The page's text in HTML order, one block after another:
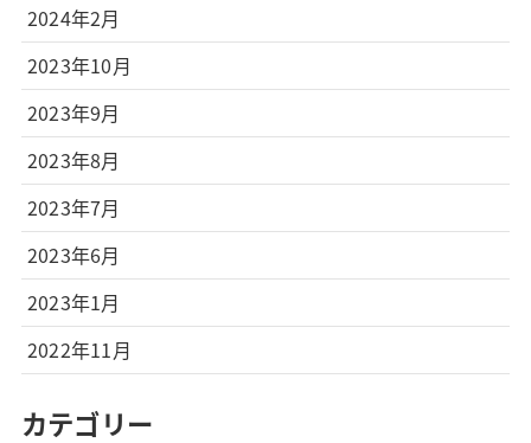
2024年2月
2023年10月
2023年9月
2023年8月
2023年7月
2023年6月
2023年1月
2022年11月
カテゴリー